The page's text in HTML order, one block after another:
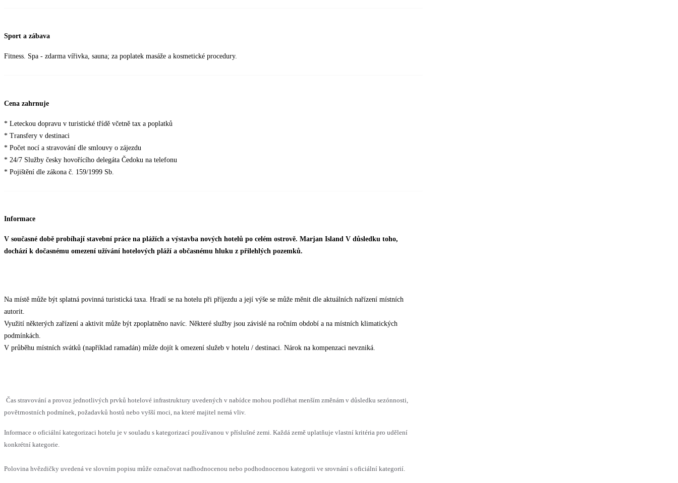
Sport a zábava
Fitness. Spa - zdarma vířivka, sauna; za poplatek masáže a kosmetické procedury.
Cena zahrnuje
* Leteckou dopravu v turistické třídě včetně tax a poplatků
* Transfery v destinaci
* Počet nocí a stravování dle smlouvy o zájezdu
* 24/7 Služby česky hovořícího delegáta Čedoku na telefonu
* Pojištění dle zákona č. 159/1999 Sb.
Informace
V současné době probíhají stavební práce na plážích a výstavba nových hotelů po celém ostrově. Marjan Island V důsledku toho,
dochází k dočasnému omezení užívání hotelových pláží a občasnému hluku z přilehlých pozemků.
Na místě může být splatná povinná turistická taxa. Hradí se na hotelu při příjezdu a její výše se může měnit dle aktuálních nařízení místních
autorit.
Využití některých zařízení a aktivit může být zpoplatněno navíc. Některé služby jsou závislé na ročním období a na místních klimatických
podmínkách.
V průběhu místních svátků (například ramadán) může dojít k omezení služeb v hotelu / destinaci. Nárok na kompenzaci nevzniká.
Čas stravování a provoz jednotlivých prvků hotelové infrastruktury uvedených v nabídce mohou podléhat menším změnám v důsledku sezónnosti,
povětrnostních podmínek, požadavků hostů nebo vyšší moci, na které majitel nemá vliv.
Informace o oficiální kategorizaci hotelu je v souladu s kategorizací používanou v příslušné zemi. Každá země uplatňuje vlastní kritéria pro udělení
konkrétní kategorie.
Polovina hvězdičky uvedená ve slovním popisu může označovat nadhodnocenou nebo podhodnocenou kategorii ve srovnání s oficiální kategorií.